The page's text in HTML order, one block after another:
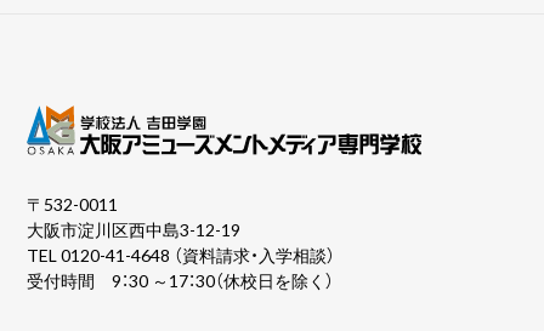
〒532-0011
大阪市淀川区西中島3-12-19
TEL0120-41-4648 （資料請求・入学相談）
受付時間 9：30 ～17：30（休校日を除く）